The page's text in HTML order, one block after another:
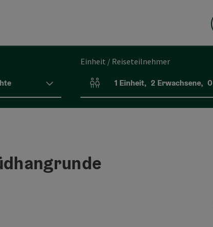
Einheit / Reiseteilnehmer
Einheitenanzahl und Personenfelder
1 Einheit, 2 Erwachsene, 0